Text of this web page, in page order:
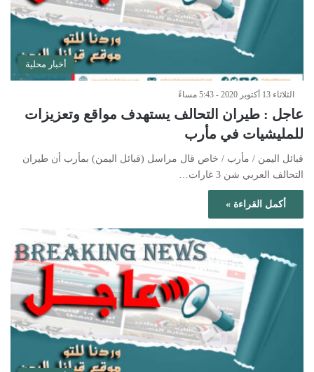
أخبار محلية
الثلاثاء 13 أكتوبر 2020 - 5:43 مساءً
عاجل : طيران التحالف يستهدف مواقع وتعزيزات
للمليشيات في مأرب
قبائل اليمن / مأرب / خاص قال مراسل (قبائل اليمن) بمأرب أن طيران
التحالف العربي شن 3 غارات…
أكمل القراءة »